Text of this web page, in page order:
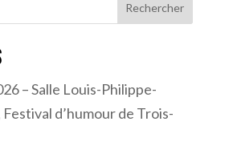
Rechercher
– Salle Louis-Philippe-
Festival d’humour de Trois-